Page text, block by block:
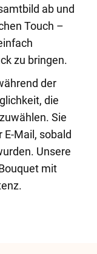
ab und
Touch –
zu bringen.
der
die
Sie
Mail, sobald
Unsere
mit